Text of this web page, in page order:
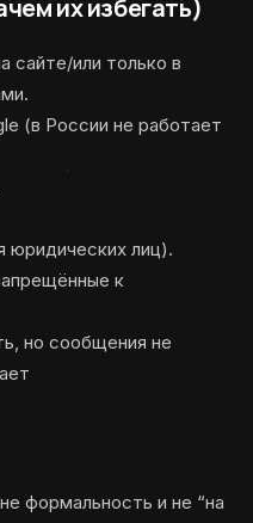
их избегать)
сайте/или только в
(в России не работает
юридических лиц).
к
но сообщения не
формальность и не “на